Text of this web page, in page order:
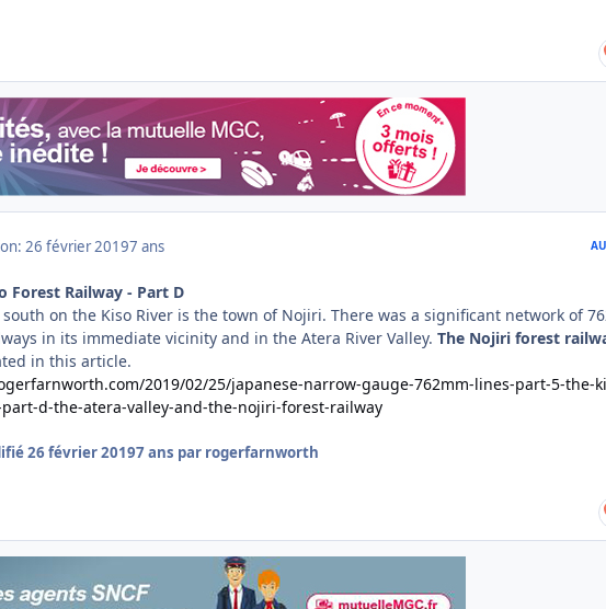
26 février 20197 ans
Forest Railway - Part D
on the Kiso River is the town of Nojiri. There was a significant network of
in its immediate vicinity and in the Atera River Valley. The Nojiri forest
in this article.
2019/02/25/japanese-narrow-gauge-762mm-lines-part-5-the-
d-the-atera-valley-and-the-nojiri-forest-railway
26 février 20197 ans par rogerfarnworth